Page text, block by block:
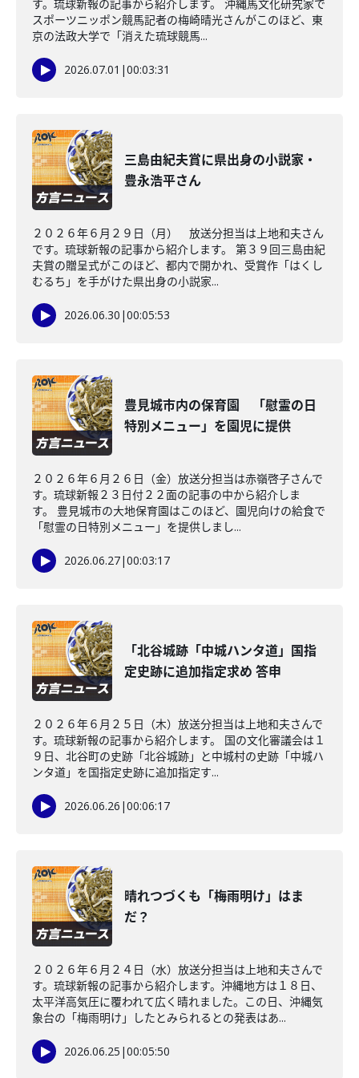
す。琉球新報の記事から紹介します。 沖縄馬文化研究家で
スポーツニッポン競馬記者の梅崎晴光さんがこのほど、東
京の法政大学で「消えた琉球競馬...
2026.07.01 |00:03:31
三島由紀夫賞に県出身の小説家・
豊永浩平さん
２０２６年６月２９日（月） 放送分担当は上地和夫さん
です。琉球新報の記事から紹介します。 第３９回三島由紀
夫賞の贈呈式がこのほど、都内で開かれ、受賞作「はくし
むるち」を手がけた県出身の小説家...
2026.06.30 |00:05:53
豊見城市内の保育園 「慰霊の日
特別メニュー」を園児に提供
２０２６年６月２６日（金）放送分担当は赤嶺啓子さんで
す。琉球新報２３日付２２面の記事の中から紹介しま
す。 豊見城市の大地保育園はこのほど、園児向けの給食で
「慰霊の日特別メニュー」を提供しまし...
2026.06.27|00:03:17
「北谷城跡「中城ハンタ道」国指
定史跡に追加指定求め 答申
２０２６年６月２５日（木）放送分担当は上地和夫さんで
す。琉球新報の記事から紹介します。 国の文化審議会は１
９日、北谷町の史跡「北谷城跡」と中城村の史跡「中城ハ
ンタ道」を国指定史跡に追加指定す...
2026.06.26 |00:06:17
晴れつづくも「梅雨明け」はま
だ？
２０２６年６月２４日（水）放送分担当は上地和夫さんで
す。琉球新報の記事から紹介します。沖縄地方は１８日、
太平洋高気圧に覆われて広く晴れました。この日、沖縄気
象台の「梅雨明け」したとみられるとの発表はあ...
2026.06.25 |00:05:50